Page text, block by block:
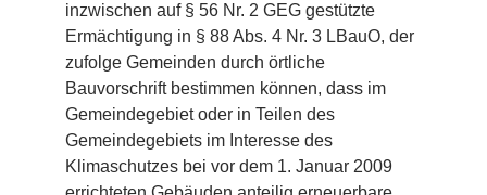
inzwischen auf § 56 Nr. 2 GEG gestützte
Ermächtigung in § 88 Abs. 4 Nr. 3 LBauO, der
zufolge Gemeinden durch örtliche
Bauvorschrift bestimmen können, dass im
Gemeindegebiet oder in Teilen des
Gemeindegebiets im Interesse des
Klimaschutzes bei vor dem 1. Januar 2009